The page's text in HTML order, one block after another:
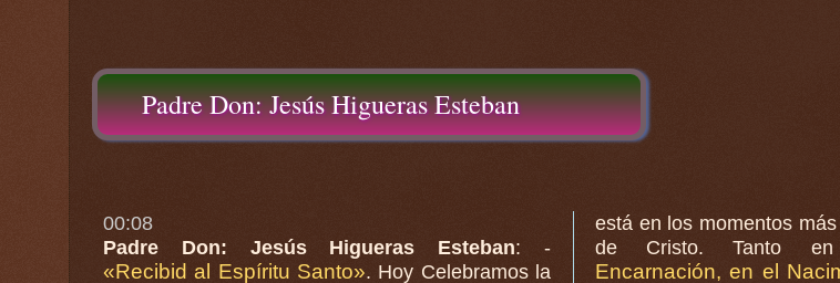
Padre Don: Jesús Higueras Esteban
00:08
Padre Don: Jesús Higueras Esteban: -
«Recibid al Espíritu Santo». Hoy Celebramos la
está en los momentos
de Cristo. Tanto